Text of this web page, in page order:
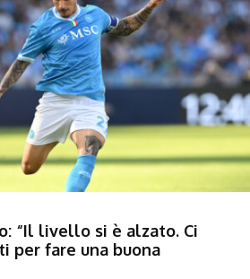
“Il livello si è alzato. Ci
per fare una buona